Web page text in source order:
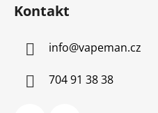
Kontakt
info@vapeman.cz
704 91 38 38